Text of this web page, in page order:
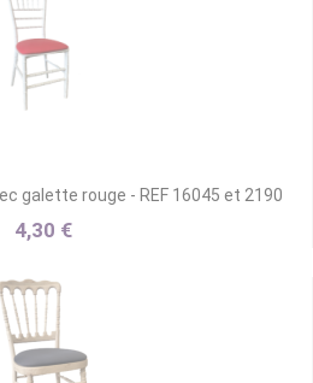
galette rouge - REF 16045 et 2190
4,30 €